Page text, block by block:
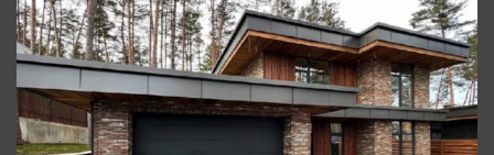
СМОТРЕТЬ